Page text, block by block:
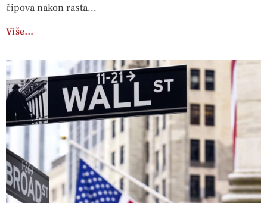
čipova nakon rasta
Više…